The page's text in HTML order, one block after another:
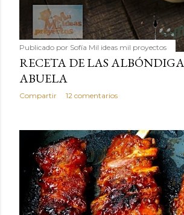
Publicado por Sofía Mil ideas mil proyectos
RECETA DE LAS
ABUELA
Compartir 12 comentarios